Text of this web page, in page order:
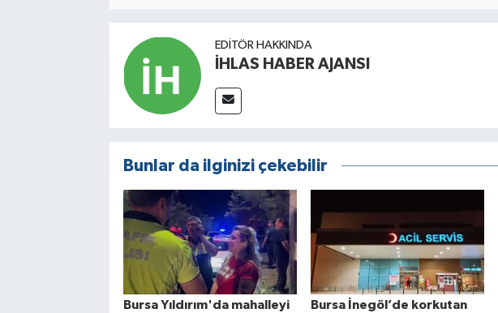
EDITÖR HAKKINDA
İHLAS HABER AJANSI
Bunlar da ilginizi çekebilir
Bursa Yıldırım'da mahalleyi
Bursa İnegöl’de korkutan